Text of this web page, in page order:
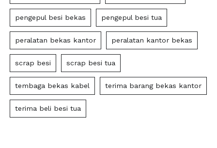
pengepul besi bekas pengepul besi tua
peralatan bekas kantor peralatan kantor bekas
scrap besi scrap besi tua
tembaga bekas kabel terima barang bekas kantor
terima beli besi tua